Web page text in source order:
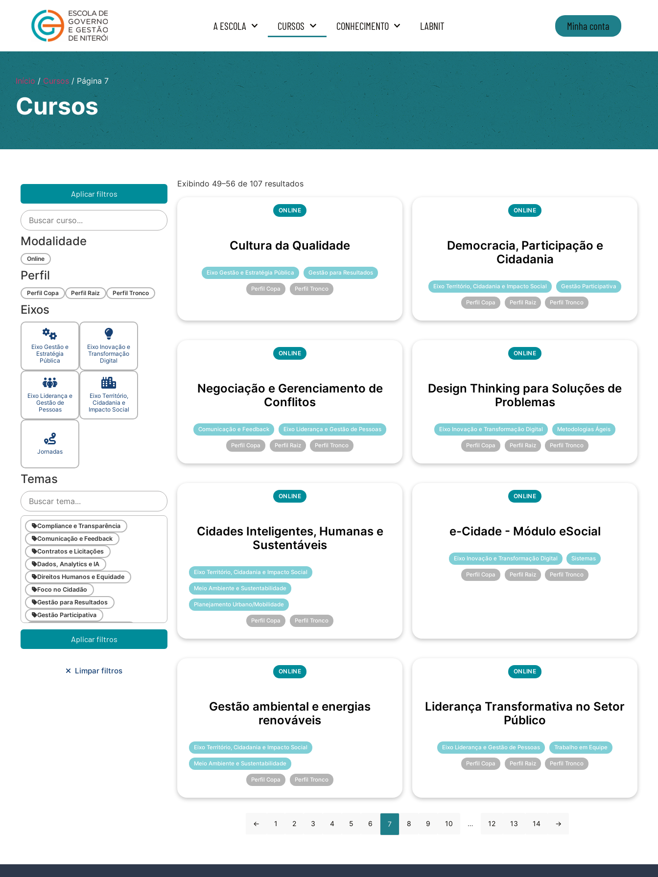
A ESCOLA CURSOS CONHECIMENTO LABNIT Minha conta
Início/Cursos/ Página 7
Cursos
Aplicar filtros
Modalidade
Online
Perfil
Perfil Copa Perfil Raiz Perfil Tronco
Eixos
Eixo Gestão e
Estratégia
Pública
Eixo Inovação e
Transformação
Digital
Eixo Liderança e
Gestão de
Pessoas
Eixo Território,
Cidadania e
Impacto Social
Jornadas
Temas
Compliance e Transparência
Comunicação e Feedback
Contratos e Licitações
Dados, Analytics e IA
Direitos Humanos e Equidade
Foco no Cidadão
Gestão para Resultados
Gestão Participativa
Inovação e Gestão da Mudança
Inteligência Emocional
Meio Ambiente e Sustentabilidade
Aplicar filtros
Limpar filtros
Exibindo 49–56 de 107 resultados
ONLINE
Cultura da Qualidade
Eixo Gestão e Estratégia Pública Gestão para Resultados
Perfil Copa Perfil Tronco
ONLINE
Democracia, Participação e
Cidadania
Eixo Território, Cidadania e Impacto Social Gestão Participativa
Perfil Copa Perfil Raiz Perfil Tronco
ONLINE
Negociação e Gerenciamento de
Conflitos
Comunicação e Feedback Eixo Liderança e Gestão de Pessoas
Perfil Copa Perfil Raiz Perfil Tronco
ONLINE
Design Thinking para Soluções de
Problemas
Eixo Inovação e Transformação Digital Metodologias Ágeis
Perfil Copa Perfil Raiz Perfil Tronco
ONLINE
Cidades Inteligentes, Humanas e
Sustentáveis
Eixo Território, Cidadania e Impacto Social
Meio Ambiente e Sustentabilidade
Planejamento Urbano/Mobilidade
Perfil Copa Perfil Tronco
ONLINE
e-Cidade - Módulo eSocial
Eixo Inovação e Transformação Digital Sistemas
Perfil Copa Perfil Raiz Perfil Tronco
ONLINE
Gestão ambiental e energias
renováveis
Eixo Território, Cidadania e Impacto Social
Meio Ambiente e Sustentabilidade
Perfil Copa Perfil Tronco
ONLINE
Liderança Transformativa no Setor
Público
Eixo Liderança e Gestão de Pessoas Trabalho em Equipe
Perfil Copa Perfil Raiz Perfil Tronco
← 1 2 3 4 5 6 7 8 9 10 … 12 13 14 →